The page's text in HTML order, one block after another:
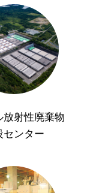
放射性廃棄物
センター